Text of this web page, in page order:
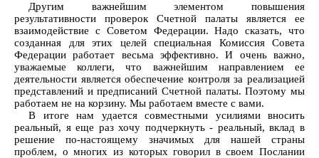
Другим важнейшим элементом повышения
результативности проверок Счетной палаты является ее
взаимодействие с Советом Федерации. Надо сказать, что
созданная для этих целей специальная Комиссия Совета
Федерации работает весьма эффективно. И очень важно,
уважаемые коллеги, что важнейшим направлением ее
деятельности является обеспечение контроля за реализацией
представлений и предписаний Счетной палаты. Поэтому мы
работаем не на корзину. Мы работаем вместе с вами.
В итоге нам удается совместными усилиями вносить
реальный, я еще раз хочу подчеркнуть - реальный, вклад в
решение по-настоящему значимых для нашей страны
проблем, о многих из которых говорил в своем Послании